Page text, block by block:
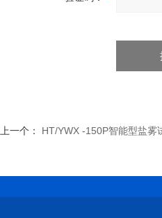
上一个： HT/YWX -150P智能型盐雾